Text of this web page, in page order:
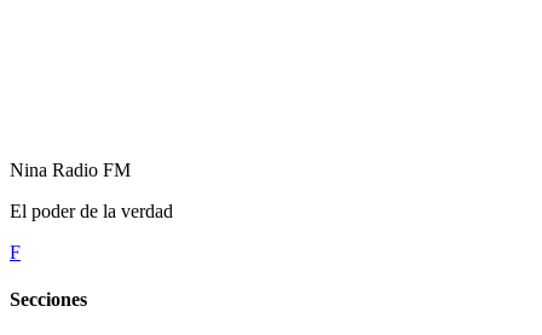
Nina Radio FM
El poder de la verdad
F
Secciones